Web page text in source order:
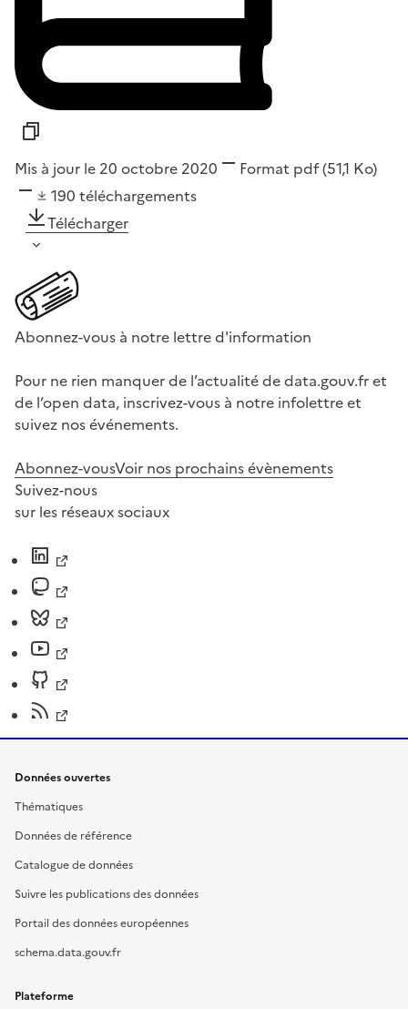
Mis à jour le 20 octobre 2020 Format pdf(51,1 Ko)
190 téléchargements
Télécharger
Abonnez-vous à notre lettre d'information
Pour ne rien manquer de l’actualité de data.gouv.fr et
de l’open data, inscrivez-vous à notre infolettre et
suivez nos événements.
Abonnez-vousVoir nos prochains évènements
Suivez-nous
sur les réseaux sociaux
Données ouvertes
Thématiques
Données de référence
Catalogue de données
Suivre les publications des données
Portail des données européennes
schema.data.gouv.fr
Plateforme